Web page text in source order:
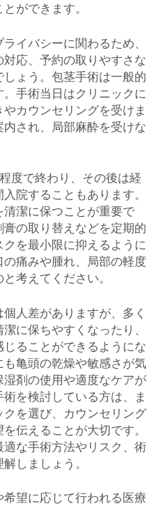
ができます。
イバシーに関わるため、
応、予約の取りやすさな
ょう。包茎手術は一般的
手術当日はクリニックに
カウンセリングを受けま
され、局部麻酔を受けな
度で終わり、その後は経
院することもあります。
潔に保つことが重要で
の取り替えなどを定期的
を最小限に抑えるように
痛みや腫れ、局部の軽度
考えてください。
人差がありますが、多く
に保ちやすくなったり、
ることができるようにな
亀頭の乾燥や敏感さが気
剤の使用や適度なケアが
を検討している方は、ま
を選び、カウンセリング
伝えることが大切です。
な手術方法やリスク、術
しましょう。
望に応じて行われる医療